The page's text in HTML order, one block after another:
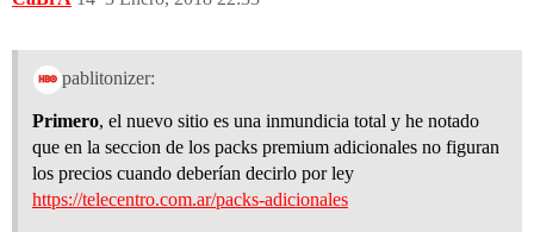
pablitonizer:
Primero, el nuevo sitio es una inmundicia total y he notado
que en la seccion de los packs premium adicionales no figuran
los precios cuando deberían decirlo por ley
https://telecentro.com.ar/packs-adicionales